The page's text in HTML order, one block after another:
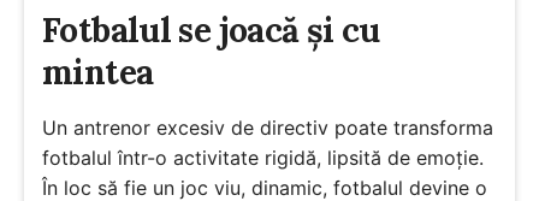
Fotbalul se joacă și cu
mintea
Un antrenor excesiv de directiv poate transforma
fotbalul într-o activitate rigidă, lipsită de emoție.
În loc să fie un joc viu, dinamic, fotbalul devine o